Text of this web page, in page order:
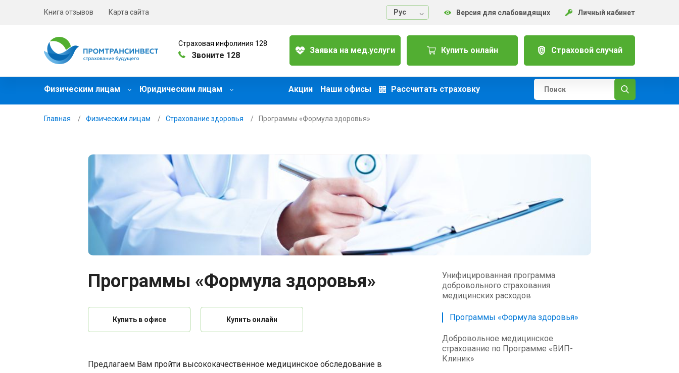
Книга отзывов Карта сайта Руc Версия для слабовидящих Личный кабинет
Страховая инфолиния 128
Звоните 128
Заявка на мед.услуги Купить онлайн Страховой случай
Физическим лицам Юридическим лицам Акции Наши офисы Рассчитать страховку
Главная Физическим лицам Страхование здоровья Программы «Формула здоровья»
Программы «Формула здоровья»
Купить в офисе Купить онлайн
Предлагаем Вам пройти высококачественное медицинское обследование в
Унифицированная программа
добровольного страхования
медицинских расходов
Программы «Формула здоровья»
Добровольное медицинское
страхование по Программе «ВИП-
Клиник»